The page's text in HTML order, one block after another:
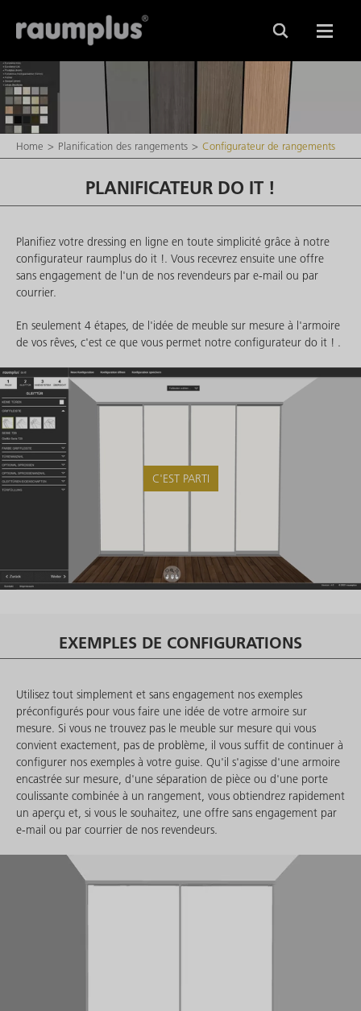
Home Planification des rangements Configurateur de rangements
PLANIFICATEUR DO IT !
Planifiez votre dressing en ligne en toute simplicité grâce à notre
configurateur raumplus do it !. Vous recevrez ensuite une offre
sans engagement de l'un de nos revendeurs par e-mail ou par
courrier.
En seulement 4 étapes, de l'idée de meuble sur mesure à l'armoire
de vos rêves, c'est ce que vous permet notre configurateur do it ! .
C'EST PARTI
EXEMPLES DE CONFIGURATIONS
Utilisez tout simplement et sans engagement nos exemples
préconfigurés pour vous faire une idée de votre armoire sur
mesure. Si vous ne trouvez pas le meuble sur mesure qui vous
convient exactement, pas de problème, il vous suffit de continuer à
configurer nos exemples à votre guise. Qu'il s'agisse d'une armoire
encastrée sur mesure, d'une séparation de pièce ou d'une porte
coulissante combinée à un rangement, vous obtiendrez rapidement
un aperçu et, si vous le souhaitez, une offre sans engagement par
e-mail ou par courrier de nos revendeurs.